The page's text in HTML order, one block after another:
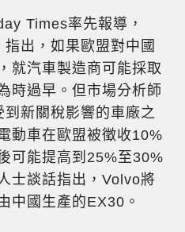
Times率先報導，
出，如果歐盟對中國
就汽車製造商可能採取
時過早。但市場分析師
新關稅影響的車廠之
動車在歐盟被徵收10%
可能提高到25%至30%
士談話指出，Volvo將
中國生產的EX30。